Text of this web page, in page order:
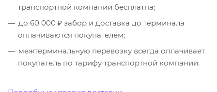
транспортной компании бесплатна;
до 60 000 ₽ забор и доставка до терминала
оплачиваются покупателем;
межтерминальную перевозку всегда оплачивает
покупатель по тарифу транспортной компании.